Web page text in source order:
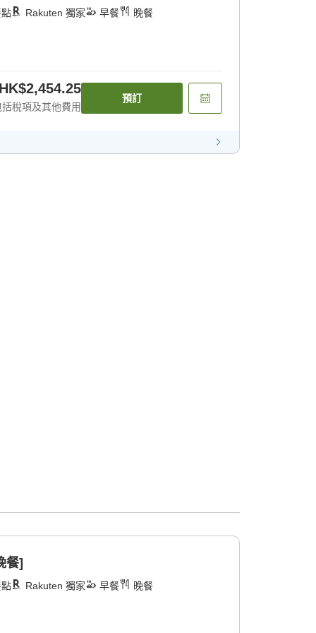
Rakuten 獨家 早餐 晚餐
括稅項及其他費用
預訂
餐]
Rakuten 獨家 早餐 晚餐